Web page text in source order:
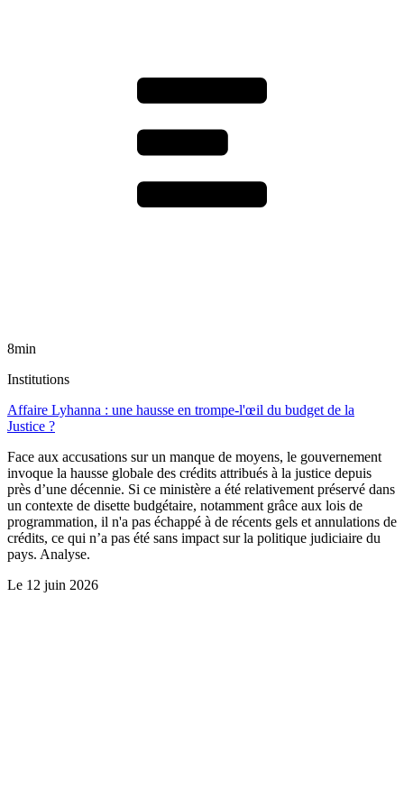
8min
Institutions
Affaire Lyhanna : une hausse en trompe-l'œil du budget de la
Justice ?
Face aux accusations sur un manque de moyens, le gouvernement
invoque la hausse globale des crédits attribués à la justice depuis
près d’une décennie. Si ce ministère a été relativement préservé dans
un contexte de disette budgétaire, notamment grâce aux lois de
programmation, il n'a pas échappé à de récents gels et annulations de
crédits, ce qui n’a pas été sans impact sur la politique judiciaire du
pays. Analyse.
Le 12 juin 2026